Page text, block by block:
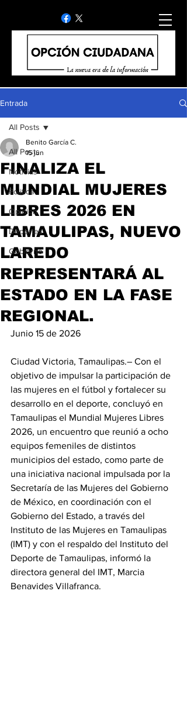
Entrada
All Posts
Noticias
Politica
Opinion
Deportes
Gobierno
All Posts
FINALIZA EL
MUNDIAL MUJERES
LIBRES 2026 EN
TAMAULIPAS, NUEVO
LAREDO
REPRESENTARÁ AL
ESTADO EN LA FASE
REGIONAL.
Benito García C.
15 jun
Junio 15 de 2026
Ciudad Victoria, Tamaulipas.– Con el
objetivo de impulsar la participación de
las mujeres en el fútbol y fortalecer su
desarrollo en el deporte, concluyó en
Tamaulipas el Mundial Mujeres Libres
2026, un encuentro que reunió a ocho
equipos femeniles de distintos
municipios del estado, como parte de
una iniciativa nacional impulsada por la
Secretaría de las Mujeres del Gobierno
de México, en coordinación con el
Gobierno del Estado, a través del
Instituto de las Mujeres en Tamaulipas
(IMT) y con el respaldo del Instituto del
Deporte de Tamaulipas, informó la
directora general del IMT, Marcia
Benavides Villafranca.